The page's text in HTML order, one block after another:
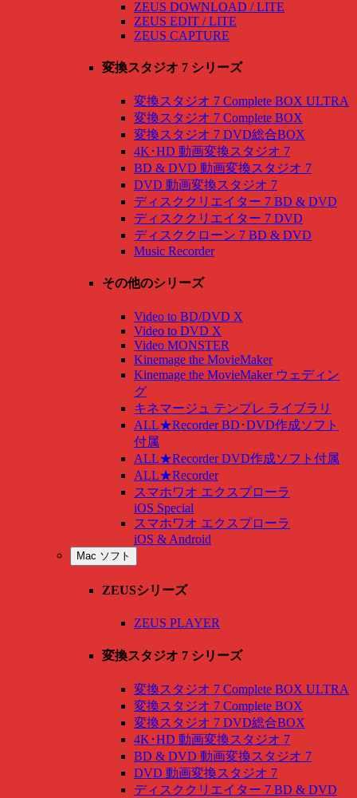
ZEUS DOWNLOAD / LITE
ZEUS EDIT / LITE
ZEUS CAPTURE
変換スタジオ 7 シリーズ
変換スタジオ 7 Complete BOX ULTRA
変換スタジオ 7 Complete BOX
変換スタジオ 7 DVD総合BOX
4K･HD 動画変換スタジオ 7
BD & DVD 動画変換スタジオ 7
DVD 動画変換スタジオ 7
ディスククリエイター 7 BD & DVD
ディスククリエイター 7 DVD
ディスククローン 7 BD & DVD
Music Recorder
その他のシリーズ
Video to BD/DVD X
Video to DVD X
Video MONSTER
Kinemage the MovieMaker
Kinemage the MovieMaker ウェディン
グ
キネマージュ テンプレ ライブラリ
ALL★Recorder BD･DVD作成ソフト
付属
ALL★Recorder DVD作成ソフト付属
ALL★Recorder
スマホワオ エクスプローラ
iOS Special
スマホワオ エクスプローラ
iOS & Android
Mac ソフト
ZEUSシリーズ
ZEUS PLAYER
変換スタジオ 7 シリーズ
変換スタジオ 7 Complete BOX ULTRA
変換スタジオ 7 Complete BOX
変換スタジオ 7 DVD総合BOX
4K･HD 動画変換スタジオ 7
BD & DVD 動画変換スタジオ 7
DVD 動画変換スタジオ 7
ディスククリエイター 7 BD & DVD